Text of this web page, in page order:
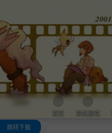
首页 单机游戏
跳转下载